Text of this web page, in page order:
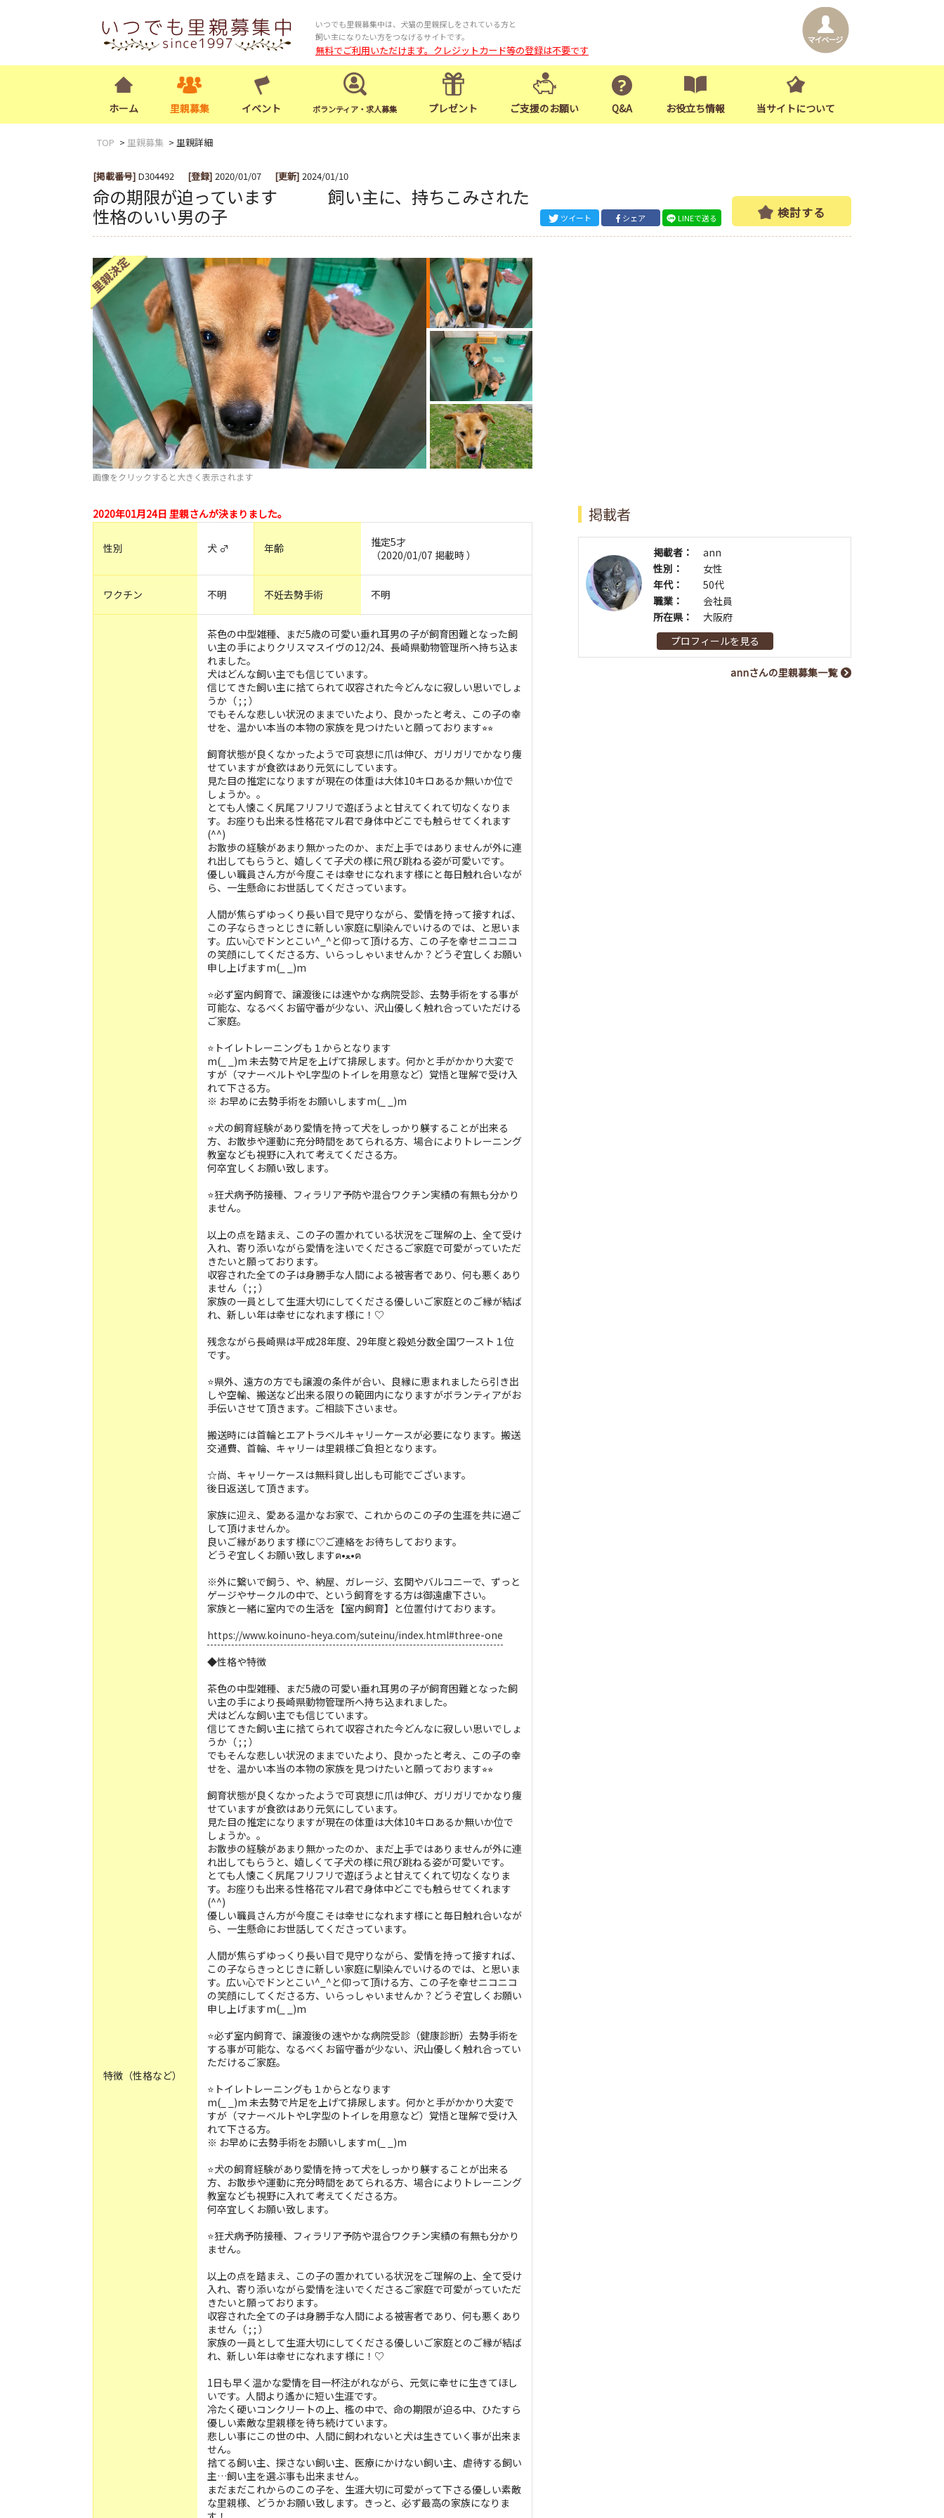
いつでも里親募集中は、犬猫の里親探しをされている方と
飼い主になりたい方をつなげるサイトです。
無料でご利用いただけます。クレジットカード等の登録は不要です
ホーム 里親募集 イベント ボランティア・求人募集 プレゼント ご支援のお願い Q&A お役立ち情報 当サイトについて
TOP 里親募集 里親詳細
[掲載番号] D304492 [登録] 2020/01/07 [更新] 2024/01/10
命の期限が迫っています 飼い主に、持ちこみされた
性格のいい男の子
ツイート シェア LINEで送る 検討する
画像をクリックすると大きく表示されます
2020年01月24日 里親さんが決まりました。
性別 犬 ♂ 年齢
推定5才
（2020/01/07 掲載時 ）
ワクチン 不明 不妊去勢手術 不明
特徴（性格など）
茶色の中型雑種、まだ5歳の可愛い垂れ耳男の子が飼育困難となった飼
い主の手によりクリスマスイヴの12/24、長崎県動物管理所へ持ち込ま
れました。
犬はどんな飼い主でも信じています。
信じてきた飼い主に捨てられて収容された今どんなに寂しい思いでしょ
うか（ ; ; ）
でもそんな悲しい状況のままでいたより、良かったと考え、この子の幸
せを、温かい本当の本物の家族を見つけたいと願っております⭐︎⭐︎
飼育状態が良くなかったようで可哀想に爪は伸び、ガリガリでかなり痩
せていますが食欲はあり元気にしています。
見た目の推定になりますが現在の体重は大体10キロあるか無いか位で
しょうか。。
とても人懐こく尻尾フリフリで遊ぼうよと甘えてくれて切なくなりま
す。お座りも出来る性格花マル君で身体中どこでも触らせてくれます
(^^)
お散歩の経験があまり無かったのか、まだ上手ではありませんが外に連
れ出してもらうと、嬉しくて子犬の様に飛び跳ねる姿が可愛いです。
優しい職員さん方が今度こそは幸せになれます様にと毎日触れ合いなが
ら、一生懸命にお世話してくださっています。
人間が焦らずゆっくり長い目で見守りながら、愛情を持って接すれば、
この子ならきっとじきに新しい家庭に馴染んでいけるのでは、と思いま
す。広い心でドンとこい^_^と仰って頂ける方、この子を幸せニコニコ
の笑顔にしてくださる方、いらっしゃいませんか？どうぞ宜しくお願い
申し上げますm(_ _)m
⭐️必ず室内飼育で、譲渡後には速やかな病院受診、去勢手術をする事が
可能な、なるべくお留守番が少ない、沢山優しく触れ合っていただける
ご家庭。
⭐️トイレトレーニングも１からとなります
m(_ _)m 未去勢で片足を上げて排尿します。何かと手がかかり大変で
すが（マナーベルトやL字型のトイレを用意など）覚悟と理解で受け入
れて下さる方。
※ お早めに去勢手術をお願いしますm(_ _)m
⭐️犬の飼育経験があり愛情を持って犬をしっかり躾することが出来る
方、お散歩や運動に充分時間をあてられる方、場合によりトレーニング
教室なども視野に入れて考えてくださる方。
何卒宜しくお願い致します。
⭐️狂犬病予防接種、フィラリア予防や混合ワクチン実績の有無も分かり
ません。
以上の点を踏まえ、この子の置かれている状況をご理解の上、全て受け
入れ、寄り添いながら愛情を注いでくださるご家庭で可愛がっていただ
きたいと願っております。
収容された全ての子は身勝手な人間による被害者であり、何も悪くあり
ません（ ; ; ）
家族の一員として生涯大切にしてくださる優しいご家庭とのご縁が結ば
れ、新しい年は幸せになれます様に！♡
残念ながら長崎県は平成28年度、29年度と殺処分数全国ワースト１位
です。
⭐️県外、遠方の方でも譲渡の条件が合い、良縁に恵まれましたら引き出
しや空輸、搬送など出来る限りの範囲内になりますがボランティアがお
手伝いさせて頂きます。ご相談下さいませ。
搬送時には首輪とエアトラベルキャリーケースが必要になります。搬送
交通費、首輪、キャリーは里親様ご負担となります。
☆尚、キャリーケースは無料貸し出しも可能でございます。
後日返送して頂きます。
家族に迎え、愛ある温かなお家で、これからのこの子の生涯を共に過ご
して頂けませんか。
良いご縁があります様に♡ご連絡をお待ちしております。
どうぞ宜しくお願い致しますฅ•ﻌ•ฅ
※外に繋いで飼う、や、納屋、ガレージ、玄関やバルコニーで、ずっと
ゲージやサークルの中で、という飼育をする方は御遠慮下さい。
家族と一緒に室内での生活を【室内飼育】と位置付けております。
https://www.koinuno-heya.com/suteinu/index.html#three-one
◆性格や特徴
茶色の中型雑種、まだ5歳の可愛い垂れ耳男の子が飼育困難となった飼
い主の手により長崎県動物管理所へ持ち込まれました。
犬はどんな飼い主でも信じています。
信じてきた飼い主に捨てられて収容された今どんなに寂しい思いでしょ
うか（ ; ; ）
でもそんな悲しい状況のままでいたより、良かったと考え、この子の幸
せを、温かい本当の本物の家族を見つけたいと願っております⭐︎⭐︎
飼育状態が良くなかったようで可哀想に爪は伸び、ガリガリでかなり痩
せていますが食欲はあり元気にしています。
見た目の推定になりますが現在の体重は大体10キロあるか無いか位で
しょうか。。
お散歩の経験があまり無かったのか、まだ上手ではありませんが外に連
れ出してもらうと、嬉しくて子犬の様に飛び跳ねる姿が可愛いです。
とても人懐こく尻尾フリフリで遊ぼうよと甘えてくれて切なくなりま
す。お座りも出来る性格花マル君で身体中どこでも触らせてくれます
(^^)
優しい職員さん方が今度こそは幸せになれます様にと毎日触れ合いなが
ら、一生懸命にお世話してくださっています。
人間が焦らずゆっくり長い目で見守りながら、愛情を持って接すれば、
この子ならきっとじきに新しい家庭に馴染んでいけるのでは、と思いま
す。広い心でドンとこい^_^と仰って頂ける方、この子を幸せニコニコ
の笑顔にしてくださる方、いらっしゃいませんか？どうぞ宜しくお願い
申し上げますm(_ _)m
⭐️必ず室内飼育で、譲渡後の速やかな病院受診（健康診断）去勢手術を
する事が可能な、なるべくお留守番が少ない、沢山優しく触れ合ってい
ただけるご家庭。
⭐️トイレトレーニングも１からとなります
m(_ _)m 未去勢で片足を上げて排尿します。何かと手がかかり大変で
すが（マナーベルトやL字型のトイレを用意など）覚悟と理解で受け入
れて下さる方。
※ お早めに去勢手術をお願いしますm(_ _)m
⭐️犬の飼育経験があり愛情を持って犬をしっかり躾することが出来る
方、お散歩や運動に充分時間をあてられる方、場合によりトレーニング
教室なども視野に入れて考えてくださる方。
何卒宜しくお願い致します。
⭐️狂犬病予防接種、フィラリア予防や混合ワクチン実績の有無も分かり
ません。
以上の点を踏まえ、この子の置かれている状況をご理解の上、全て受け
入れ、寄り添いながら愛情を注いでくださるご家庭で可愛がっていただ
きたいと願っております。
収容された全ての子は身勝手な人間による被害者であり、何も悪くあり
ません（ ; ; ）
家族の一員として生涯大切にしてくださる優しいご家庭とのご縁が結ば
れ、新しい年は幸せになれます様に！♡
1日も早く温かな愛情を目一杯注がれながら、元気に幸せに生きてほし
いです。人間より遙かに短い生涯です。
冷たく硬いコンクリートの上、檻の中で、命の期限が迫る中、ひたすら
優しい素敵な里親様を待ち続けています。
悲しい事にこの世の中、人間に飼われないと犬は生きていく事が出来ま
せん。
捨てる飼い主、探さない飼い主、医療にかけない飼い主、虐待する飼い
主…飼い主を選ぶ事も出来ません。
まだまだこれからのこの子を、生涯大切に可愛がって下さる優しい素敵
な里親様、どうかお願い致します。きっと、必ず最高の家族になりま
掲載者
掲載者：
ann
性別：
女性
年代：
50代
職業：
会社員
所在県：
大阪府
プロフィールを見る
annさんの里親募集一覧